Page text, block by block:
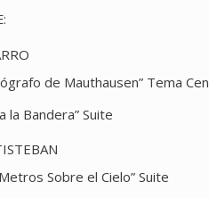
de Mauthausen” Tema
la Bandera” Suite
Sobre el Cielo” Suite